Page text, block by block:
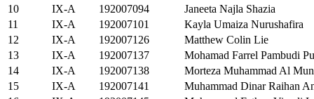
10
IX-A 192007094
Janeeta Najla Shazia
11
IX-A 192007101
Kayla Umaiza Nurushafira
12
IX-A 192007126
Matthew Colin Lie
13
IX-A 192007137
Mohamad Farrel Pambudi
14
IX-A 192007138
Morteza Muhammad Al
15
IX-A 192007141
Muhammad Dinar Raihan